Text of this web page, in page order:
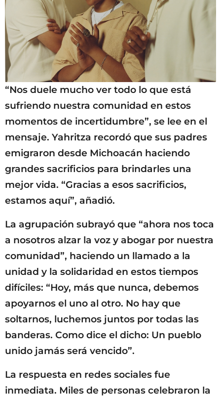
“Nos duele mucho ver todo lo que está
sufriendo nuestra comunidad en estos
momentos de incertidumbre”, se lee en el
mensaje. Yahritza recordó que sus padres
emigraron desde Michoacán haciendo
grandes sacrificios para brindarles una
mejor vida. “Gracias a esos sacrificios,
estamos aquí”, añadió.
La agrupación subrayó que “ahora nos toca
a nosotros alzar la voz y abogar por nuestra
comunidad”, haciendo un llamado a la
unidad y la solidaridad en estos tiempos
difíciles: “Hoy, más que nunca, debemos
apoyarnos el uno al otro. No hay que
soltarnos, luchemos juntos por todas las
banderas. Como dice el dicho: Un pueblo
unido jamás será vencido”.
La respuesta en redes sociales fue
inmediata. Miles de personas celebraron la